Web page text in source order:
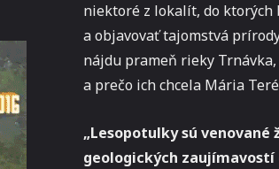
niektoré z lokalít, do
a objavovať tajomstvá
nájdu prameň rieky
a prečo ich chcela Mária
„Lesopotulky sú
geologických